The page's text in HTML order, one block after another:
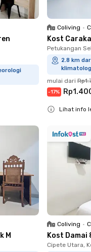
Coliving •
Kost
Petukangan
2.8 km
mulai dari
-17%
Lihat info
M
Coliving •
Kost Damai
Cipete Utara,